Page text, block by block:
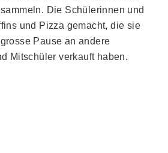
Die Schülerinnen und
und Pizza gemacht, die sie
grossePause an andere
Mitschüler verkauft haben.